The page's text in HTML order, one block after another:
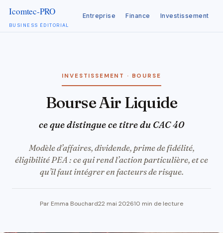
BUSINESS ÉDITORIAL
Entreprise Finance Investissement
INVESTISSEMENT · BOURSE
Bourse Air Liquide
ce que distingue ce titre du CAC 40
Modèle d’affaires, dividende, prime de fidélité,
éligibilité PEA : ce qui rend l’action particulière, et ce
qu’il faut intégrer en facteurs de risque.
Par Emma Bouchard22 mai 202610 min de lecture